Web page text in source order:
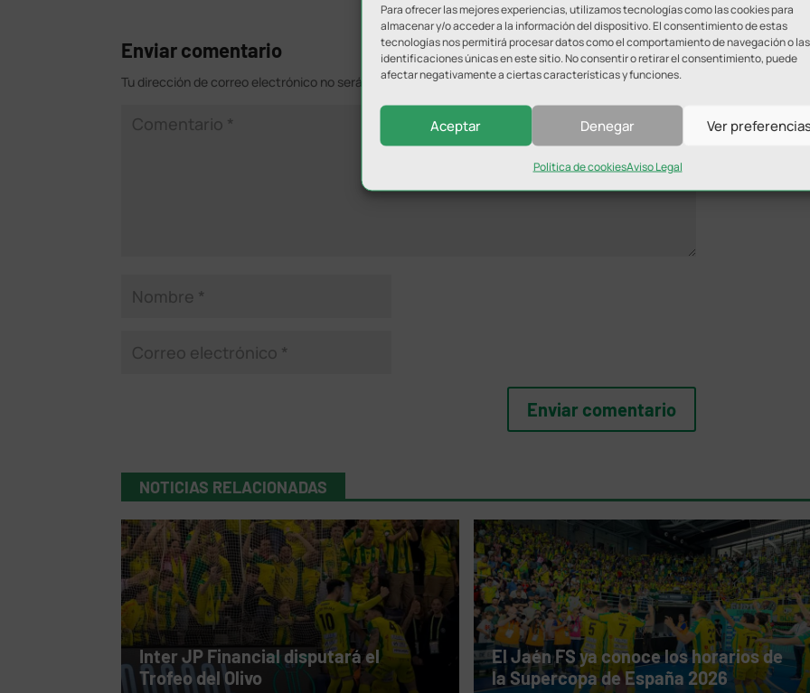
Para ofrecer las mejores experiencias, utilizamos tecnologías como las cookies para
almacenar y/o acceder a la información del dispositivo. El consentimiento de estas
tecnologías nos permitirá procesar datos como el comportamiento de navegación o las
identificaciones únicas en este sitio. No consentir o retirar el consentimiento, puede
afectar negativamente a ciertas características y funciones.
Aceptar Denegar Ver
Política de cookiesAviso Legal
Enviar comentario
Tu dirección de correo electrónico no será publicada.Los campos obligatorios están marcados con
NOTICIAS RELACIONADAS
Inter JP Financial disputará el
Trofeo del Olivo
El Jaén FS ya conoce los horarios de
la Supercopa de España 2026